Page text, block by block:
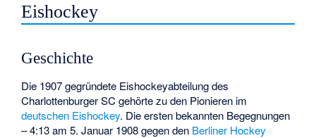
Eishockey
Geschichte
Die 1907 gegründete Eishockeyabteilung des
Charlottenburger SC gehörte zu den Pionieren im
deutschen Eishockey. Die ersten bekannten Begegnungen
– 4:13 am 5. Januar 1908 gegen den Berliner Hockey